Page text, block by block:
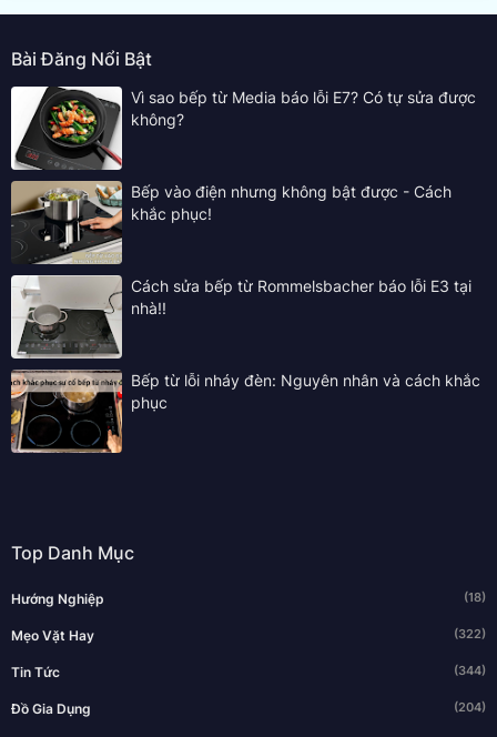
Bài Đăng Nổi Bật
Vì sao bếp từ Media báo lỗi E7? Có tự sửa được
không?
Bếp vào điện nhưng không bật được - Cách
khắc phục!
Cách sửa bếp từ Rommelsbacher báo lỗi E3 tại
nhà!!
Bếp từ lỗi nháy đèn: Nguyên nhân và cách khắc
phục
Top Danh Mục
Hướng Nghiệp (18)
Mẹo Vặt Hay (322)
Tin Tức (344)
Đồ Gia Dụng (204)